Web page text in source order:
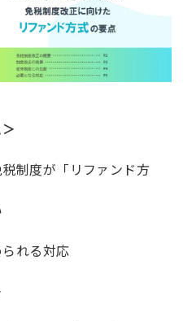
制度が「リファンド方
れる対応